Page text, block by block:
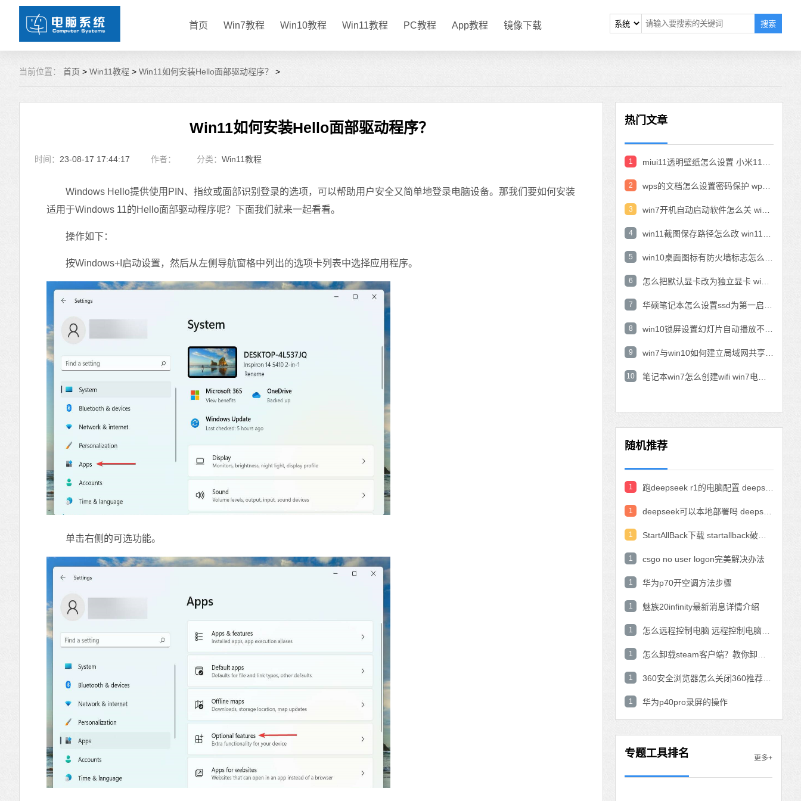
首页 Win7教程 Win10教程 Win11教程 PC教程 App教程 镜像下载 搜索
当前位置： 首页 > Win11教程 > Win11如何安装Hello面部驱动程序？ >
Win11如何安装Hello面部驱动程序？
时间： 23-08-17 17:44:17 作者： 分类： Win11教程
Windows Hello提供使用PIN、指纹或面部识别登录的选项，可以帮助用户安全又简单地登录电脑设备。那我们要如何安装
适用于Windows 11的Hello面部驱动程序呢？下面我们就来一起看看。
操作如下：
按Windows+I启动设置，然后从左侧导航窗格中列出的选项卡列表中选择应用程序。
单击右侧的可选功能。
热门文章
1
2
3
4
5
6
7
8
9
10
随机推荐
1
1
1
1 csgo no user logon完美解决办法
1 华为p70开空调方法步骤
1 魅族20infinity最新消息详情介绍
1
1
1
1 华为p40pro录屏的操作
专题工具排名 更多+